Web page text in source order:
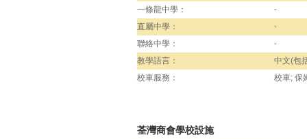
一條龍中學：
-
直屬中學：
-
聯絡中學：
-
教學語言：
中文(包
校車服務：
校車; 保
荃灣商會學校設施